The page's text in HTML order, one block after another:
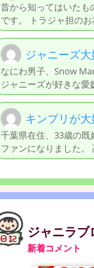
昔から知ってはいたも
です。 トラジャ担の
ジャニーズ大
なにわ男子、Snow
ジャニーズが好きな愛
キンプリが
千葉県在住、33歳の
ファンになりました。
ジャニラブ
新着コメント